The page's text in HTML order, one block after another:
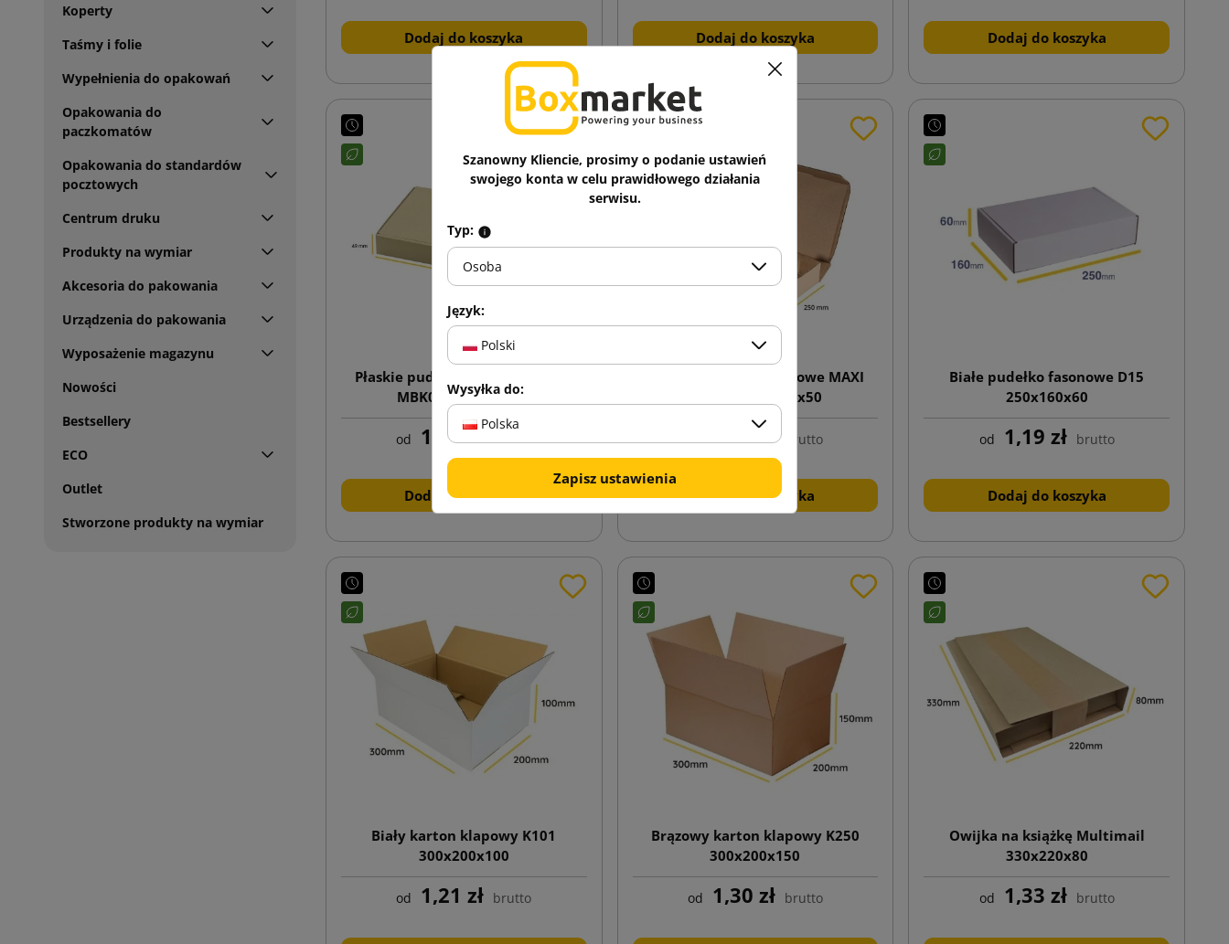
Koperty
Taśmy i folie
Wypełnienia do opakowań
Opakowania do
paczkomatów
Opakowania do standardów
pocztowych
Centrum druku
Produkty na wymiar
Akcesoria do pakowania
Urządzenia do pakowania
Wyposażenie magazynu
Nowości
Bestsellery
ECO
Outlet
Stworzone produkty na wymiar
Dodaj do koszyka Dodaj do koszyka Dodaj do koszyka
Płaskie pudełko pocztowe MAXI
MBK02 320x225x49
od 1,08 zł brutto
Dodaj do koszyka
Płaskie pudełko pocztowe MAXI
MBKA4 350x250x50
od 1,16 zł brutto
Dodaj do koszyka
Białe pudełko fasonowe D15
250x160x60
od 1,19 zł brutto
Dodaj do koszyka
Biały karton klapowy K101
300x200x100
od 1,21 zł brutto
Brązowy karton klapowy K250
300x200x150
od 1,30 zł brutto
Owijka na książkę Multimail
330x220x80
od 1,33 zł brutto
Szanowny Kliencie, prosimy o podanie ustawień
swojego konta w celu prawidłowego działania
serwisu.
Typ:
Osoba
Język:
Polski
Wysyłka do:
Polska
Zapisz ustawienia